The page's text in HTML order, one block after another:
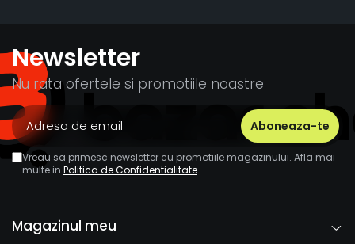
Newsletter
Nu rata ofertele si promotiile noastre
Vreau sa primesc newsletter cu promotiile magazinului. Afla mai
multe in Politica de Confidentialitate
Magazinul meu